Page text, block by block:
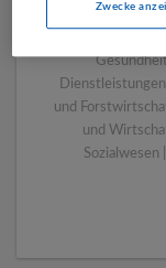
Bau |
und
und
Sozialwesen
Zwecke